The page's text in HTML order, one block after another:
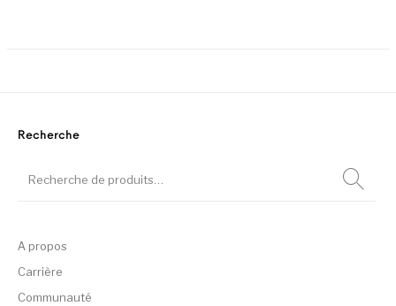
Recherche
A propos
Carrière
Communauté